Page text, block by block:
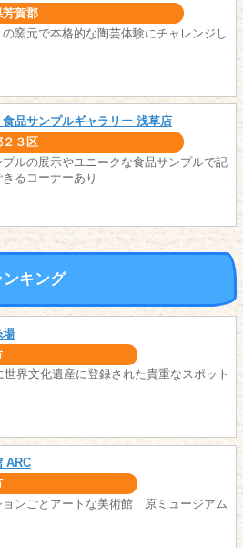
賀郡
窯元で本格的な陶芸体験にチャレンジし
食品サンプルギャラリー 浅草店
３区
ルの展示やユニークな食品サンプルで記
るコーナーあり
キング
場
世界文化遺産に登録された貴重なスポット
ARC
ョンごとアートな美術館 原ミュージアム